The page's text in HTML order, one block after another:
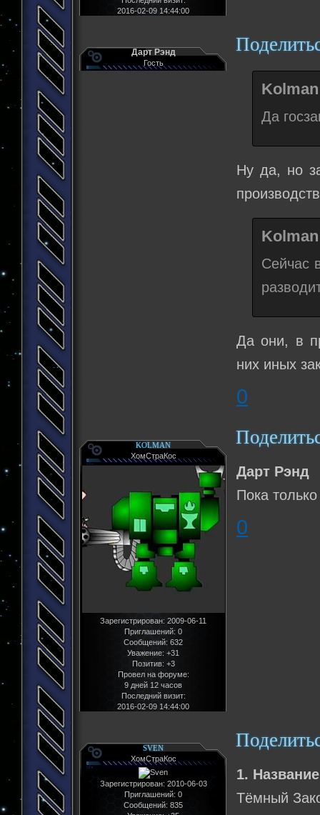
2016-02-09 14:44:00
Дарт Рэнд
Гость
Да
Ну да, но
Сейчас
Да они, в
них иных
0
KOLMAN
ХомСтраКос
Зарегистрирован: 2009-06-11
Приглашений: 0
Сообщений: 632
Уважение: +31
Позитив: +3
Провел на форуме:
9 дней 12 часов
Последний визит:
2016-02-09 14:44:00
Дарт Рэнд
Пока
0
SVEN
ХомСтраКос
Зарегистрирован: 2010-06-03
Приглашений: 0
Сообщений: 835
1.
Тёмный